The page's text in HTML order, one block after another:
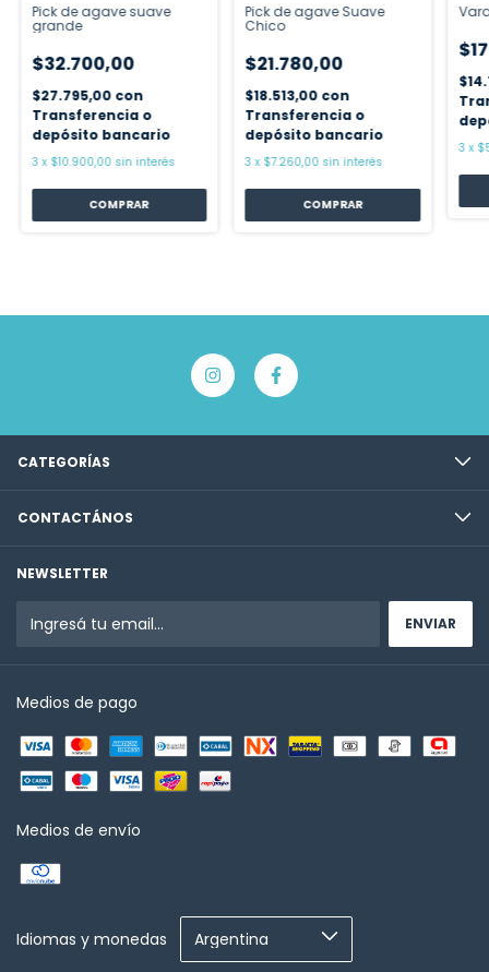
Pick de agave suave
grande
$32.700,00
$27.795,00 con
Transferencia o
depósito bancario
3 x $10.900,00 sin interés
Pick de agave Suave
Chico
$21.780,00
$18.513,00 con
Transferencia o
depósito bancario
3 x $7.260,00 sin interés
3 x
CATEGORÍAS
CONTACTÁNOS
NEWSLETTER
Medios de pago
Medios de envío
Idiomas y monedas